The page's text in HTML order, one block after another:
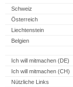
Schweiz
Österreich
Liechtenstein
Belgien
Ich will mitmachen (DE)
Ich will mitmachen (CH)
Nützliche Links